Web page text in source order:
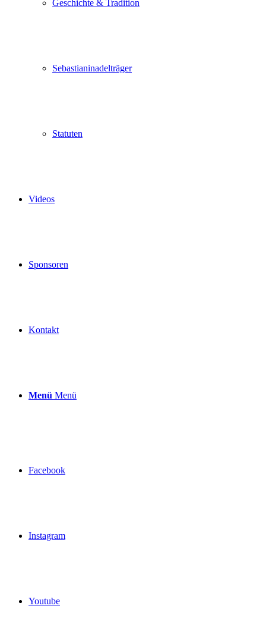
Geschichte & Tradition
Sebastianinadelträger
Statuten
Videos
Sponsoren
Kontakt
Menü Menü
Facebook
Instagram
Youtube